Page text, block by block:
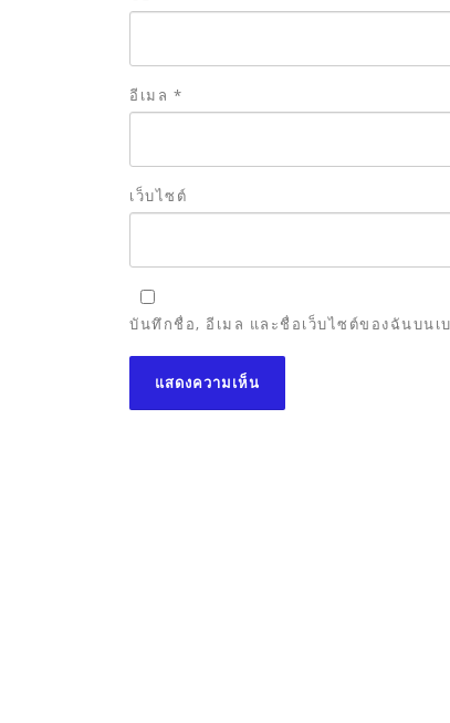
อีเมล *
เว็บไซต์
บันทึกชื่อ, อีเมล และชื่อเว็บไซต์ของฉันบนเ